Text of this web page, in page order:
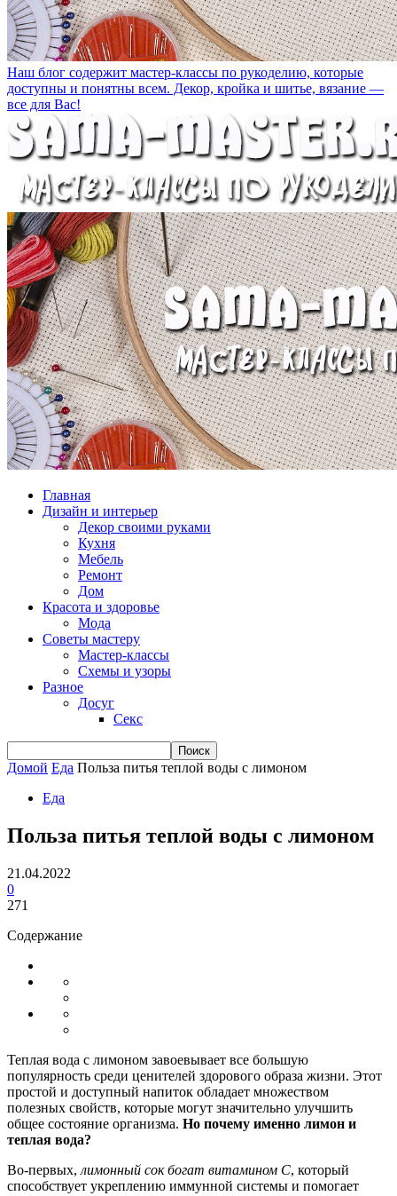
Наш блог содержит мастер-классы по рукоделию, которые
доступны и понятны всем. Декор, кройка и шитье, вязание —
все для Вас!
Главная
Дизайн и интерьер
Декор своими руками
Кухня
Мебель
Ремонт
Дом
Красота и здоровье
Мода
Советы мастеру
Мастер-классы
Схемы и узоры
Разное
Досуг
Секс
Домой Еда Польза питья теплой воды с лимоном
Еда
Польза питья теплой воды с лимоном
21.04.2022
0
271
Содержание
Теплая вода с лимоном завоевывает все большую
популярность среди ценителей здорового образа жизни. Этот
простой и доступный напиток обладает множеством
полезных свойств, которые могут значительно улучшить
общее состояние организма. Но почему именно лимон и
теплая вода?
Во-первых, лимонный сок богат витамином C, который
способствует укреплению иммунной системы и помогает